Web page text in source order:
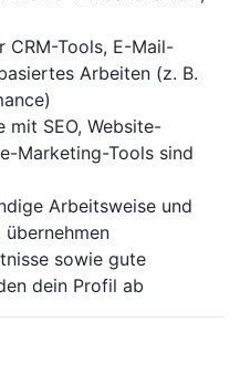
CRM-Tools, E-Mail-
Arbeiten (z. B.
mit SEO, Website-
Marketing-Tools sind
Arbeitsweise und
sowie gute
dein Profil ab